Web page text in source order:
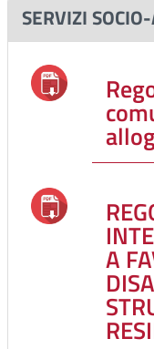
SERVIZI
A